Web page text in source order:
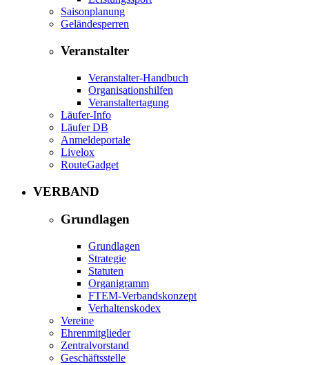
Saisonplanung
Geländesperren
Veranstalter
Veranstalter-Handbuch
Organisationshilfen
Veranstaltertagung
Läufer-Info
Läufer DB
Anmeldeportale
Livelox
RouteGadget
VERBAND
Grundlagen
Grundlagen
Strategie
Statuten
Organigramm
FTEM-Verbandskonzept
Verhaltenskodex
Vereine
Ehrenmitglieder
Zentralvorstand
Geschäftsstelle